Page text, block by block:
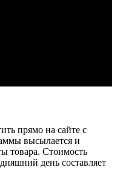
прямо на сайте с
высылается и
товара. Стоимость
день составляет